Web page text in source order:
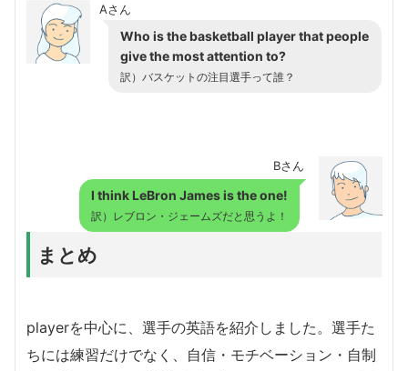
Aさん
Who is the basketball player that people
give the most attention to?
訳）バスケットの注目選手って誰？
Bさん
I think LeBron James is the one!
訳）レブロン・ジェームズだと思うよ！
まとめ
playerを中心に、選手の英語を紹介しました。選手た
ちには練習だけでなく、自信・モチベーション・自制